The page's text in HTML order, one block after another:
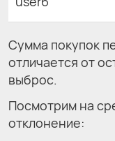
Сумма покупок
отличается от
выброс.
Посмотрим на
отклонение: